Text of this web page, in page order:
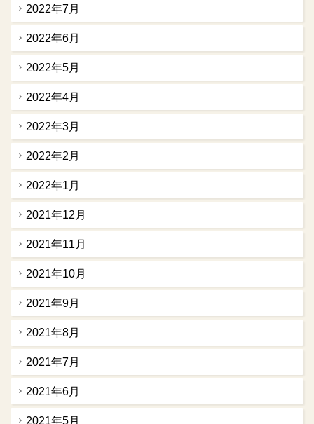
2022年7月
2022年6月
2022年5月
2022年4月
2022年3月
2022年2月
2022年1月
2021年12月
2021年11月
2021年10月
2021年9月
2021年8月
2021年7月
2021年6月
2021年5月